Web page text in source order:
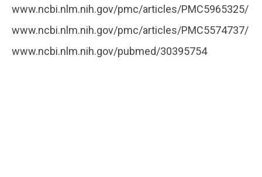
www.ncbi.nlm.nih.gov/pmc/articles/PMC5965325/
www.ncbi.nlm.nih.gov/pmc/articles/PMC5574737/
www.ncbi.nlm.nih.gov/pubmed/30395754